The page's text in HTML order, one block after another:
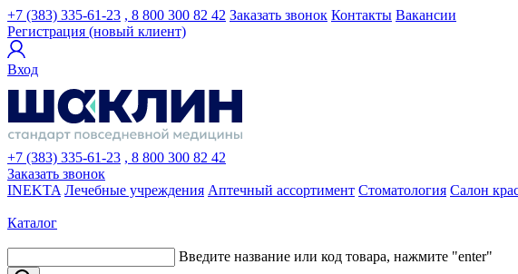
+7 (383) 335-61-23 , 8 800 300 82 42 Заказать звонок Контакты Вакансии
Регистрация (новый клиент)
Вход
+7 (383) 335-61-23 , 8 800 300 82 42
Заказать звонок
INEKTA Лечебные учреждения Аптечный ассортимент Стоматология Салон
Каталог
Введите название или код товара, нажмите "enter"